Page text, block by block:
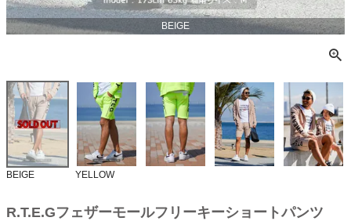
BEIGE
BEIGE YELLOW
R.T.E.Gフェザーモールフリーキーショートパンツ